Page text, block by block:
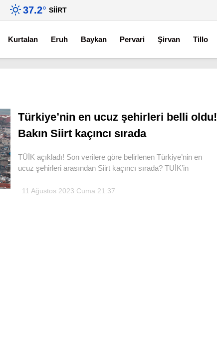
37.2° SIIRT
Kurtalan Eruh Baykan Pervari Şirvan Tillo
Türkiye’nin en ucuz şehirleri belli oldu!
Bakın Siirt kaçıncı sırada
TÜİK açıkladı! Son verilere göre belirlenen Türkiye’nin en
ucuz şehirleri arasından Siirt kaçıncı sırada? TUİK’in
11 Ağustos 2023 Cuma 21:37